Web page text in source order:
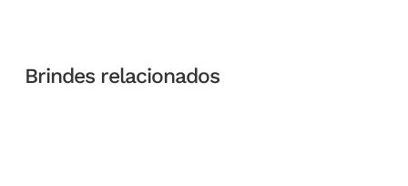
Brindes relacionados